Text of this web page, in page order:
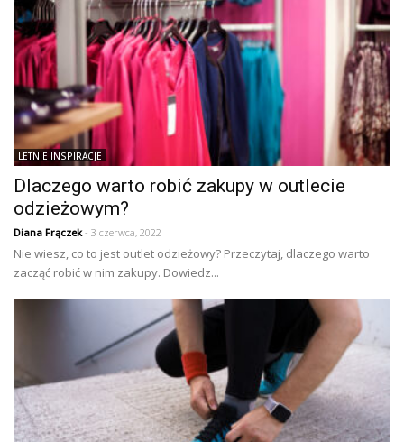
LETNIE INSPIRACJE
Dlaczego warto robić zakupy w outlecie
odzieżowym?
Diana Frączek- 3 czerwca, 2022
Nie wiesz, co to jest outlet odzieżowy? Przeczytaj, dlaczego warto
zacząć robić w nim zakupy. Dowiedz...